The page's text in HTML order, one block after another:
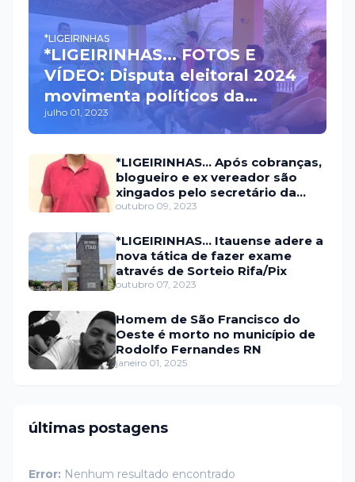
*LIGEIRINHAS
*LIGEIRINHAS... FOTOS E
VÍDEO: Disputa eleitoral 2024
movimenta políticos da
oposição em Itaú na escolha
do candidato a prefeito
julho 01, 2023
*LIGEIRINHAS... Após cobranças,
blogueiro e ex vereador são
xingados pelo secretário da
prefeitura de Itaú
outubro 09, 2023
*LIGEIRINHAS... Itauense adere a
nova tática de fazer exame
através de Sorteio Rifa/Pix
outubro 07, 2023
Homem de São Francisco do
Oeste é morto no município de
Rodolfo Fernandes RN
janeiro 01, 2025
últimas postagens
Error: Nenhum resultado encontrado